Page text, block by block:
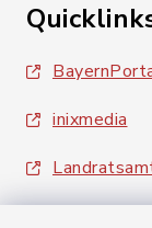
inixmedia